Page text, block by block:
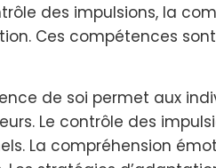
des impulsions, la
Ces compétences
de soi permet aux
Le contrôle des
La compréhension